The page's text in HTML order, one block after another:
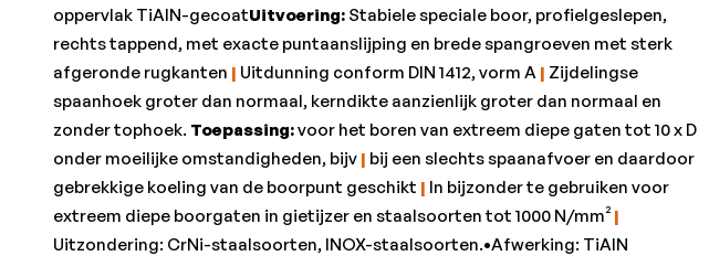
oppervlak TiAIN-gecoatUitvoering: Stabiele speciale boor, profielgeslepen,
rechts tappend, met exacte puntaanslijping en brede spangroeven met sterk
afgeronde rugkanten | Uitdunning conform DIN 1412, vorm A | Zijdelingse
spaanhoek groter dan normaal, kerndikte aanzienlijk groter dan normaal en
zonder tophoek. Toepassing:voor het boren van extreem diepe gaten tot 10 x D
onder moeilijke omstandigheden, bijv | bij een slechts spaanafvoer en daardoor
gebrekkige koeling van de boorpunt geschikt | In bijzonder te gebruiken voor
extreem diepe boorgaten in gietijzer en staalsoorten tot 1000 N/mm² |
Uitzondering: CrNi-staalsoorten, INOX-staalsoorten.•Afwerking: TiAlN